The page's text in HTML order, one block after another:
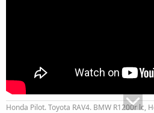
Honda Pilot. Toyota RAV4. BMW R1200r lc,